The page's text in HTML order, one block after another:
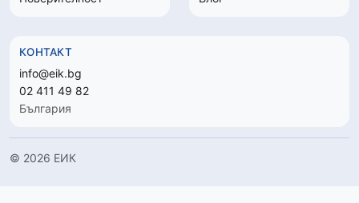
КОНТАКТ
info@eik.bg
02 411 49 82
България
© 2026 ЕИК